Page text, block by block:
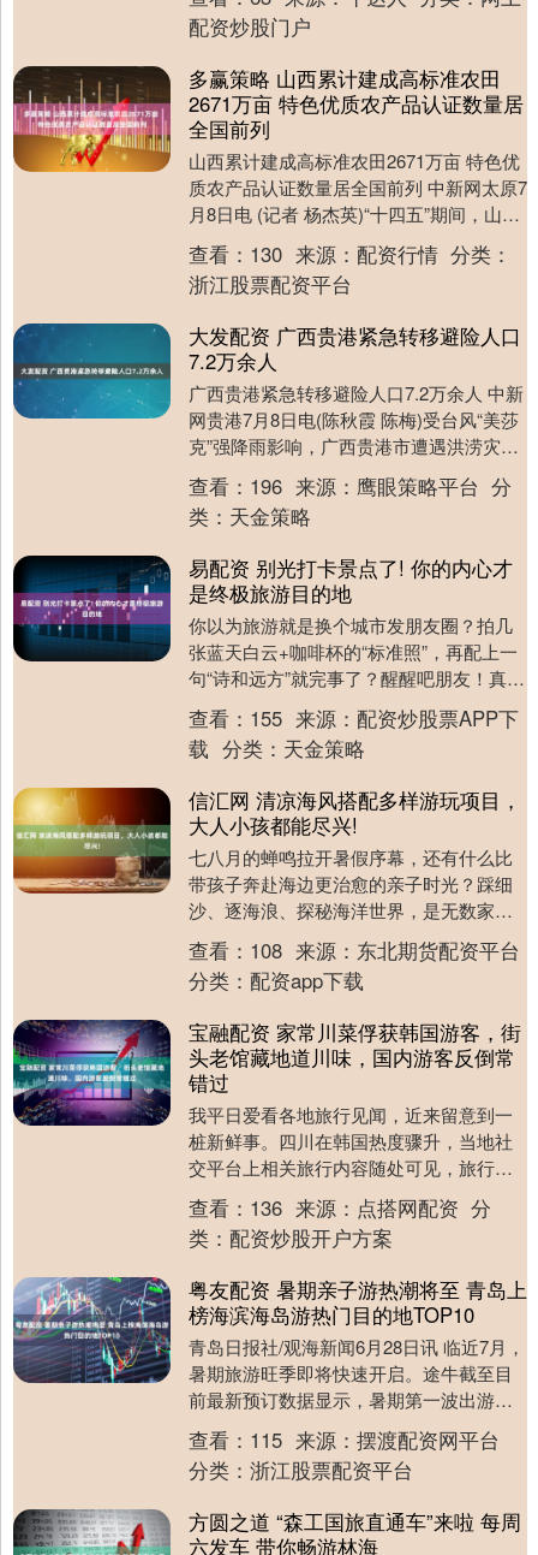
集....
配资炒股门户
多赢策略 山西累计建成高标准农田
2671万亩 特色优质农产品认证数量居
全国前列
山西累计建成高标准农田2671万亩 特色优
质农产品认证数量居全国前列 中新网太原7
月8日电 (记者 杨杰英)“十四五”期间，山西
农产品监测合格率稳定在98%以上....
查看： 130 来源： 配资行情 分类：
浙江股票配资平台
大发配资 广西贵港紧急转移避险人口
7.2万余人
广西贵港紧急转移避险人口7.2万余人 中新
网贵港7月8日电(陈秋霞 陈梅)受台风“美莎
克”强降雨影响，广西贵港市遭遇洪涝灾
害。贵港市有关部门8日介绍，截至7月8....
查看： 196 来源： 鹰眼策略平台 分
类： 天金策略
易配资 别光打卡景点了! 你的内心才
是终极旅游目的地
你以为旅游就是换个城市发朋友圈？拍几
张蓝天白云+咖啡杯的“标准照”，再配上一
句“诗和远方”就完事了？醒醒吧朋友！真正
的旅行，根本不是换个地方刷手机，而是
换个心境....
查看： 155 来源： 配资炒股票APP下
载 分类： 天金策略
信汇网 清凉海风搭配多样游玩项目，
大人小孩都能尽兴!
七八月的蝉鸣拉开暑假序幕，还有什么比
带孩子奔赴海边更治愈的亲子时光？踩细
沙、逐海浪、探秘海洋世界，是无数家庭
对夏日的终极向往。然而，面对热门海滨
城市的人山人海与....
查看： 108 来源： 东北期货配资平台
分类： 配资app下载
宝融配资 家常川菜俘获韩国游客，街
头老馆藏地道川味，国内游客反倒常
错过
我平日爱看各地旅行见闻，近来留意到一
桩新鲜事。四川在韩国热度骤升，当地社
交平台上相关旅行内容随处可见，旅行社
的巴蜀线路预订量持续走高，不少韩国年
轻人借着免签政策....
查看： 136 来源： 点搭网配资 分
类： 配资炒股开户方案
粤友配资 暑期亲子游热潮将至 青岛上
榜海滨海岛游热门目的地TOP10
青岛日报社/观海新闻6月28日讯 临近7月，
暑期旅游旺季即将快速开启。途牛截至目
前最新预订数据显示，暑期第一波出游热
潮于6月27日开启，出游高峰期将贯穿整个
7月....
查看： 115 来源： 摆渡配资网平台
分类： 浙江股票配资平台
方圆之道 “森工国旅直通车”来啦 每周
六发车 带你畅游林海